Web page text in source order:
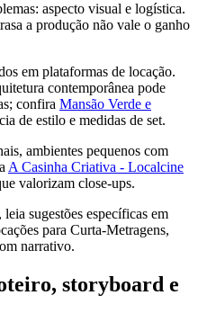
aspecto visual e logística.
a produção não vale o ganho
em plataformas de locação.
contemporânea pode
confira Mansão Verde e
de estilo e medidas de set.
ambientes pequenos com
A Casinha Criativa - Localcine
valorizam close-ups.
sugestões específicas em
para Curta-Metragens,
narrativo.
storyboard e